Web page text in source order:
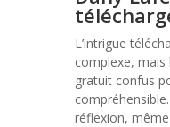
L’intrigue
complexe, mais
gratuit confus
réflexion,